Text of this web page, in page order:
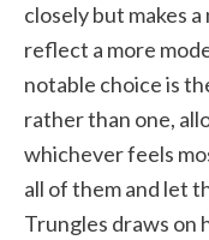
closely but makes
reflect a more
notable choice is
rather than one,
whichever feels
all of them and let
Trungles draws on